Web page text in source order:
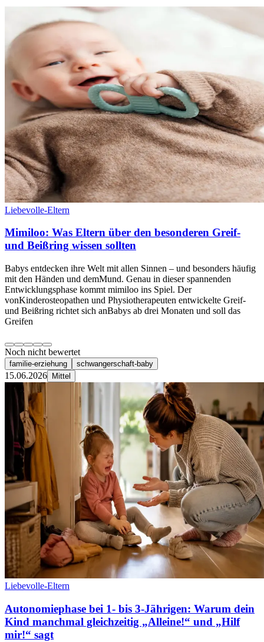
Liebevolle-Eltern
Mimiloo: Was Eltern über den besonderen Greif-
und Beißring wissen sollten
Babys entdecken ihre Welt mit allen Sinnen – und besonders häufig
mit den Händen und demMund. Genau in dieser spannenden
Entwicklungsphase kommt mimiloo ins Spiel. Der
vonKinderosteopathen und Physiotherapeuten entwickelte Greif-
und Beißring richtet sich anBabys ab drei Monaten und soll das
Greifen
Noch nicht bewertet
familie-erziehung schwangerschaft-baby
15.06.2026 Mittel
Liebevolle-Eltern
Autonomiephase bei 1- bis 3-Jährigen: Warum dein
Kind manchmal gleichzeitig „Alleine!“ und „Hilf
mir!“ sagt